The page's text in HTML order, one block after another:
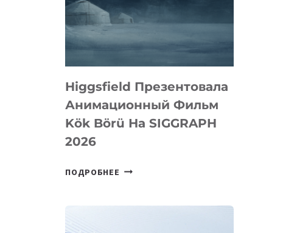
Higgsfield Презентовала
Анимационный Фильм
Kök Börü На SIGGRAPH
2026
ПОДРОБНЕЕ HIGGSFIELD